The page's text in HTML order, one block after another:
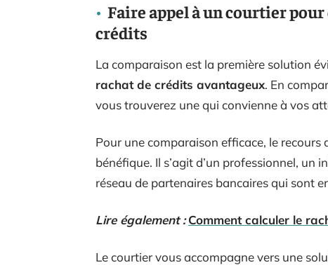
Faire appel à un courtier
crédits
La comparaison est la première solution
rachat de crédits avantageux. En
vous trouverez une qui convienne à vos
Pour une comparaison efficace, le recours
bénéfique. Il s’agit d’un professionnel, un
réseau de partenaires bancaires qui sont
Lire également : Comment calculer le
Le courtier vous accompagne vers une